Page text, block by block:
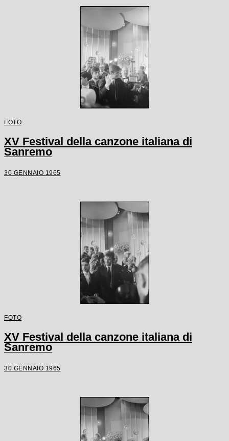
FOTO
XV Festival della canzone italiana di
Sanremo
30 GENNAIO 1965
FOTO
XV Festival della canzone italiana di
Sanremo
30 GENNAIO 1965